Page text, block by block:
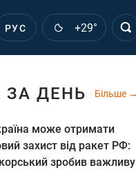
РУС +29°
ЗА ДЕНЬ Більше
може отримати
захист від ракет РФ:
зробив важливу